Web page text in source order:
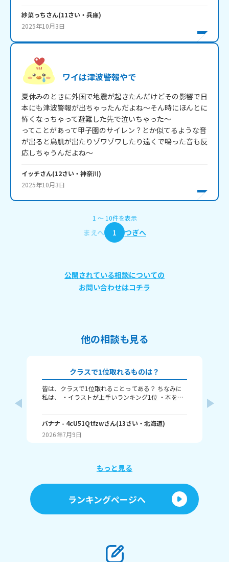
紗菜っちさん(11さい・ 兵庫)
2025年10月3日
ワイは津波警報やで
夏休みのときに外国で地震が起きたんだけどその影響で日
本にも津波警報が出ちゃったんだよね～そん時にほんとに
怖くなっちゃって避難した先で泣いちゃった～
ってことがあって甲子園のサイレン？とか似てるような音
が出ると鳥肌が出たりゾワゾワしたり遠くで鳴った音も反
応しちゃうんだよね～
イッチさん(12さい・ 神奈川)
2025年10月3日
1 〜 10件を表示
まえへ 1 つぎへ
公開されている相談についての
お問い合わせはコチラ
他の相談も見る
クラスで1位取れるものは？
皆は、クラスで1位取れることってある？ ちなみに
私は、 ・イラストが上手いランキング1位 ・本を読
ングで1位取れる？ 書いてくれたら嬉しいです！ じ
ゃね。
バナナ - 4cU51Qtfzwさん(13さい・ 北海道)
2026年7月9日
もっと見る
ランキングページへ